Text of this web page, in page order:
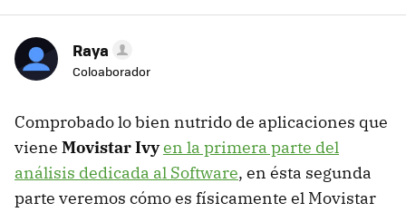
Raya
Coloaborador
Comprobado lo bien nutrido de aplicaciones que
viene Movistar Ivyen la primera parte del
análisis dedicada al Software, en ésta segunda
parte veremos cómo es físicamente el Movistar